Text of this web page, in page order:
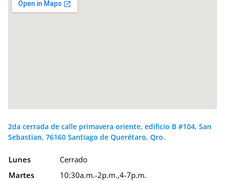
2da cerrada de calle primavera oriente, edificio B #104, San
Sebastian, 76160 Santiago de Querétaro, Qro.
Lunes
Cerrado
Martes
10:30a.m.-2p.m.,4-7p.m.